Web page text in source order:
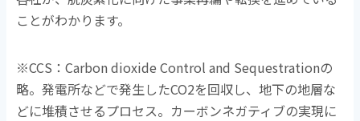
ことがわかります。
※CCS：Carbon dioxide Control and Sequestrationの
略。発電所などで発生したCO2を回収し、地下の地層な
どに堆積させるプロセス。カーボンネガティブの実現に